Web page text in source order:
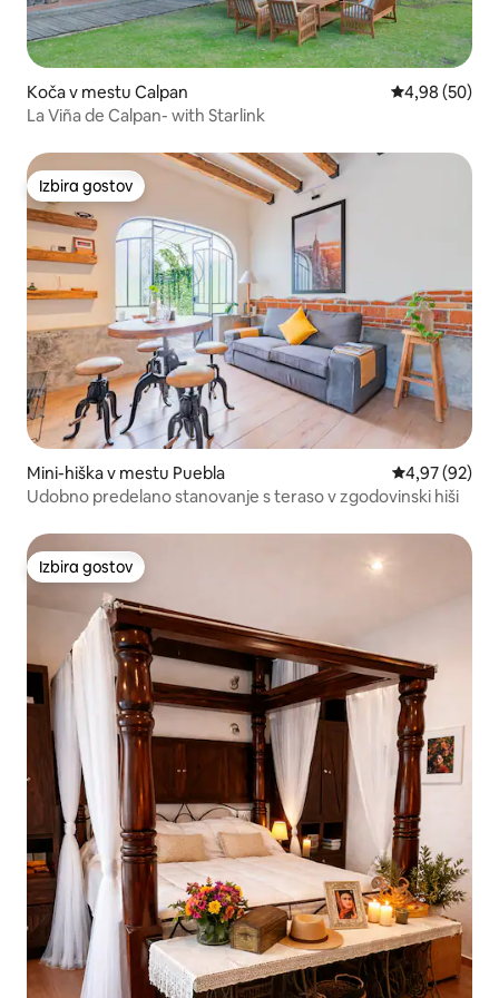
Koča v mestu Calpan Povprečna
4,98 (50)
La Viña de Calpan- with Starlink
Izbira gostov
Izbira gostov
Mini-hiška v mestu Puebla Povprečna
4,97 (92)
Udobno predelano stanovanje s teraso v zgodovinski hiši
Izbira gostov
Izbira gostov